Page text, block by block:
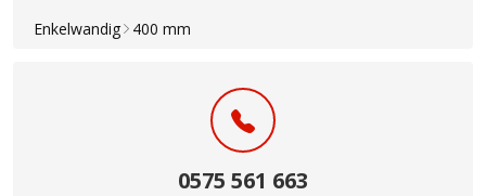
Enkelwandig
400 mm
0575 561 663